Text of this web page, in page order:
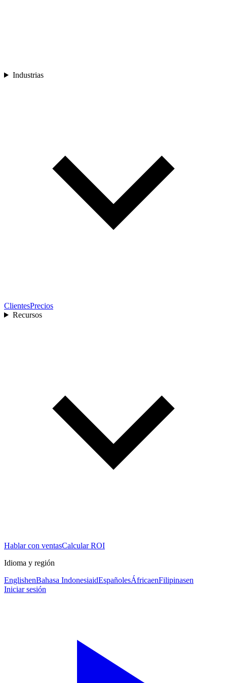
Industrias
ClientesPrecios
Recursos
Hablar con ventasCalcular ROI
Idioma y región
EnglishenBahasa IndonesiaidEspañolesÁfricaenFilipinasen
Iniciar sesión